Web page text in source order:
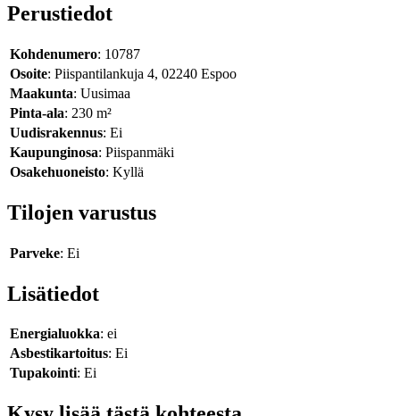
Perustiedot
Kohdenumero: 10787
Osoite: Piispantilankuja 4, 02240 Espoo
Maakunta: Uusimaa
Pinta-ala: 230 m²
Uudisrakennus: Ei
Kaupunginosa: Piispanmäki
Osakehuoneisto: Kyllä
Tilojen varustus
Parveke: Ei
Lisätiedot
Energialuokka: ei
Asbestikartoitus: Ei
Tupakointi: Ei